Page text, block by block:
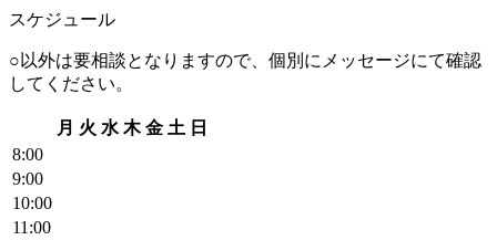
スケジュール
○以外は要相談となりますので、個別にメッセージにて確認
してください。
月 火 水 木 金 土 日
8:00
9:00
10:00
11 :00